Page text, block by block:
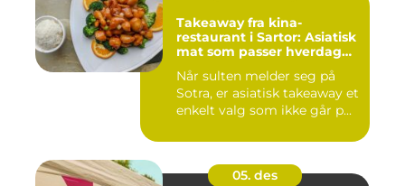
Takeaway fra kina-
restaurant i Sartor: Asiatisk
mat som passer hverdag
Når sulten melder seg på
Sotra, er asiatisk takeaway et
enkelt valg som ikke går p...
05. des